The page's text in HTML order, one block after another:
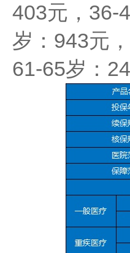
403元，36-
岁：943元
61-65岁：